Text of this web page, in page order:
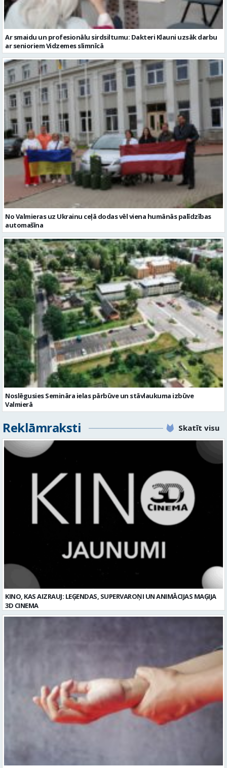
Ar smaidu un profesionālu sirdsiltumu: Dakteri Klauni uzsāk darbu
ar senioriem Vidzemes slimnīcā
No Valmieras uz Ukrainu ceļā dodas vēl viena humānās palīdzības
automašīna
Noslēgusies Semināra ielas pārbūve un stāvlaukuma izbūve
Valmierā
Reklāmraksti Skatīt visu
KINO, KAS AIZRAUJ: LEĢENDAS, SUPERVAROŅI UN ANIMĀCIJAS MAĢIJA
3D CINEMA